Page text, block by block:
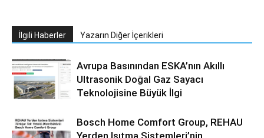
İlgili Haberler Yazarın Diğer İçerikleri
Avrupa Basınından ESKA’nın Akıllı
Ultrasonik Doğal Gaz Sayacı
Teknolojisine Büyük İlgi
Bosch Home Comfort Group, REHAU
Yerden Isıtma Sistemleri’nin